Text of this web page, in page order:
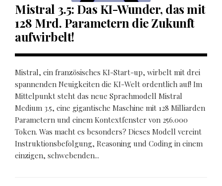
Mistral 3.5: Das KI-Wunder, das mit
128 Mrd. Parametern die Zukunft
aufwirbelt!
Mistral, ein französisches KI-Start-up, wirbelt mit drei
spannenden Neuigkeiten die KI-Welt ordentlich auf! Im
Mittelpunkt steht das neue Sprachmodell Mistral
Medium 3.5, eine gigantische Maschine mit 128 Milliarden
Parametern und einem Kontextfenster von 256.000
Token. Was macht es besonders? Dieses Modell vereint
Instruktionsbefolgung, Reasoning und Coding in einem
einzigen, schwebenden...